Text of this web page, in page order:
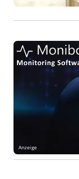
Anzeige